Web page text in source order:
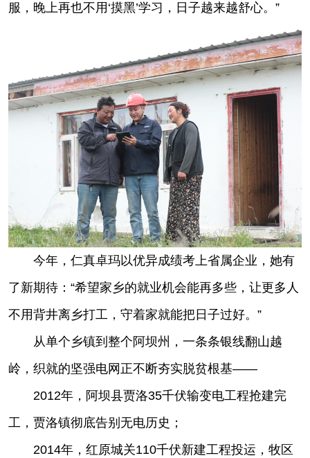
服，晚上再也不用‘摸黑’学习，日子越来越舒心。”
今年，仁真卓玛以优异成绩考上省属企业，她有
了新期待：“希望家乡的就业机会能再多些，让更多人
不用背井离乡打工，守着家就能把日子过好。”
从单个乡镇到整个阿坝州，一条条银线翻山越
岭，织就的坚强电网正不断夯实脱贫根基——
2012年，阿坝县贾洛35千伏输变电工程抢建完
工，贾洛镇彻底告别无电历史；
2014年，红原城关110千伏新建工程投运，牧区